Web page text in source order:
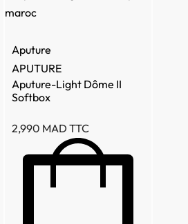
FILTER
Aputure
APUTURE
Aputure-Light Dôme II
Softbox
2,990 MAD TTC